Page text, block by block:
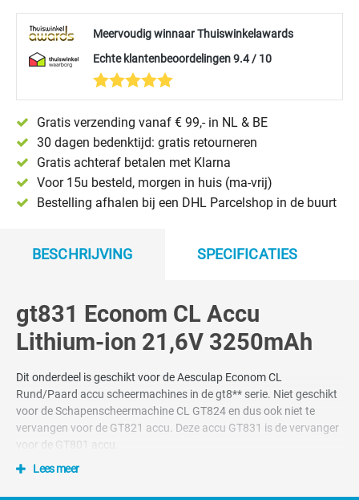
Meervoudig winnaar Thuiswinkelawards
Echte klantenbeoordelingen 9.4 / 10
Gratis verzending vanaf € 99,- in NL & BE
30 dagen bedenktijd: gratis retourneren
Gratis achteraf betalen met Klarna
Voor 15u besteld, morgen in huis (ma-vrij)
Bestelling afhalen bij een DHL Parcelshop in de buurt
BESCHRIJVING SPECIFICATIES
gt831 Econom CL Accu
Lithium-ion 21,6V 3250mAh
Dit onderdeel is geschikt voor de Aesculap Econom CL
Rund/Paard accu scheermachines in de gt8** serie. Niet geschikt
voor de Schapenscheermachine CL GT824 en dus ook niet te
vervangen voor de GT821 accu. Deze accu GT831 is de vervanger
voor de GT801 accu.
Tips voor het gebruik van deze Accu
Lees meer